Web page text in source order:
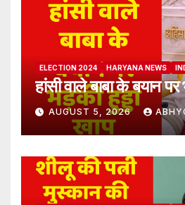
ELECTION 2024 HARYANA NEWS
हांसी वाले बाबा के बयान
AUGUST 5, 2026